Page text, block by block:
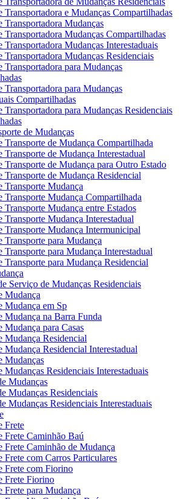
Transportadora e Mudanças Compartilhadas
Transportadora Mudanças
Transportadora Mudanças Compartilhadas
Transportadora Mudanças Interestaduais
Transportadora Mudanças Residenciais
Transportadora para Mudanças
Transportadora para Mudanças
Compartilhadas
Transportadora para Mudanças Residenciais
de Mudanças
Transporte de Mudança Compartilhada
Transporte de Mudança Interestadual
Transporte de Mudança para Outro Estado
Transporte de Mudança Residencial
Transporte Mudança
Transporte Mudança Compartilhada
Transporte Mudança entre Estados
Transporte Mudança Interestadual
Transporte Mudança Intermunicipal
Transporte para Mudança
Transporte para Mudança Interestadual
Transporte para Mudança Residencial
Serviço de Mudanças Residenciais
Mudança
Mudança em Sp
Mudança na Barra Funda
Mudança para Casas
Mudança Residencial
Mudança Residencial Interestadual
Mudanças
Mudanças Residenciais Interestaduais
Mudanças
Mudanças Residenciais
Mudanças Residenciais Interestaduais
Frete
Frete Caminhão Baú
Frete Caminhão de Mudança
Frete com Carros Particulares
Frete com Fiorino
Frete Fiorino
Frete para Mudança